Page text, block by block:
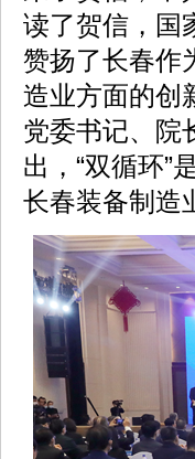
读了贺信，国
赞扬了长春作
造业方面的创
党委书记、院
出，“双循环”
长春装备制造